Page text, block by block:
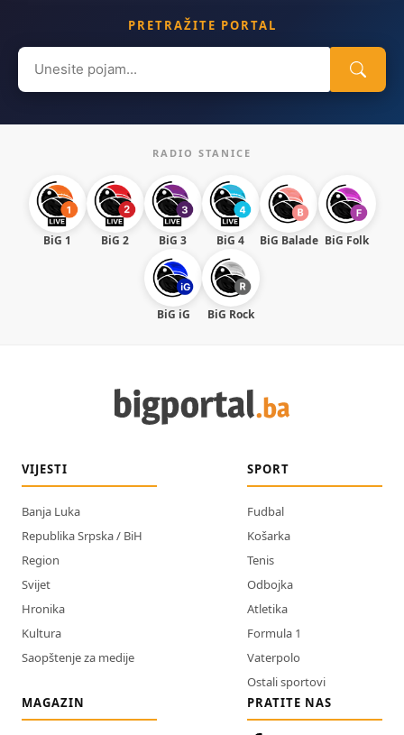
PRETRAŽITE PORTAL
Search
for:
RADIO STANICE
BiG 1 BiG 2 BiG 3 BiG 4 BiG Balade BiG Folk
BiG iG BiG Rock
VIJESTI
Banja Luka
Republika Srpska / BiH
Region
Svijet
Hronika
Kultura
Saopštenje za medije
SPORT
Fudbal
Košarka
Tenis
Odbojka
Atletika
Formula 1
Vaterpolo
Ostali sportovi
MAGAZIN
PRATITE NAS